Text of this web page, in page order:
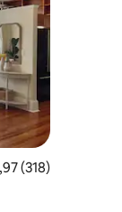
de uma avaliação
(318)